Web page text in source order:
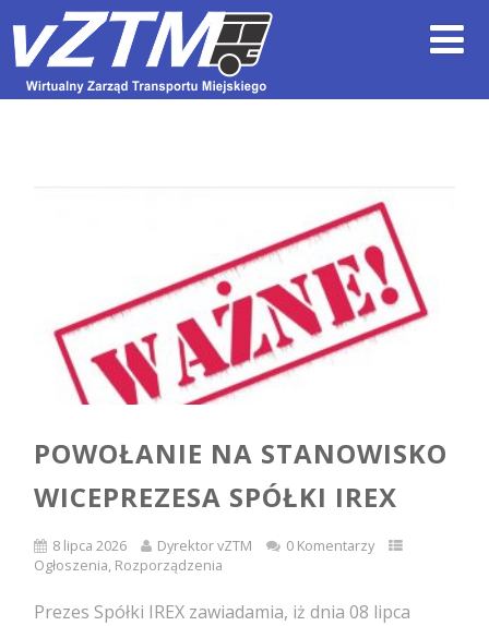
POWOŁANIE NA STANOWISKO
WICEPREZESA SPÓŁKI IREX
8 lipca 2026 Dyrektor vZTM
0 Komentarzy
Ogłoszenia, Rozporządzenia
Prezes Spółki IREX zawiadamia, iż dnia 08 lipca